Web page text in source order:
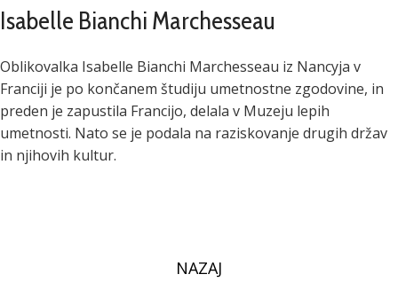
Isabelle Bianchi Marchesseau
Oblikovalka Isabelle Bianchi Marchesseau iz Nancyja v
Franciji je po končanem študiju umetnostne zgodovine, in
preden je zapustila Francijo, delala v Muzeju lepih
umetnosti. Nato se je podala na raziskovanje drugih držav
in njihovih kultur.
NAZAJ